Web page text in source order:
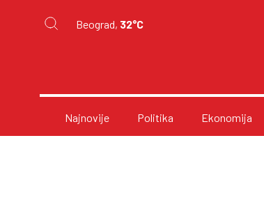
Beograd, 32°C
Najnovije Politika Ekonomija